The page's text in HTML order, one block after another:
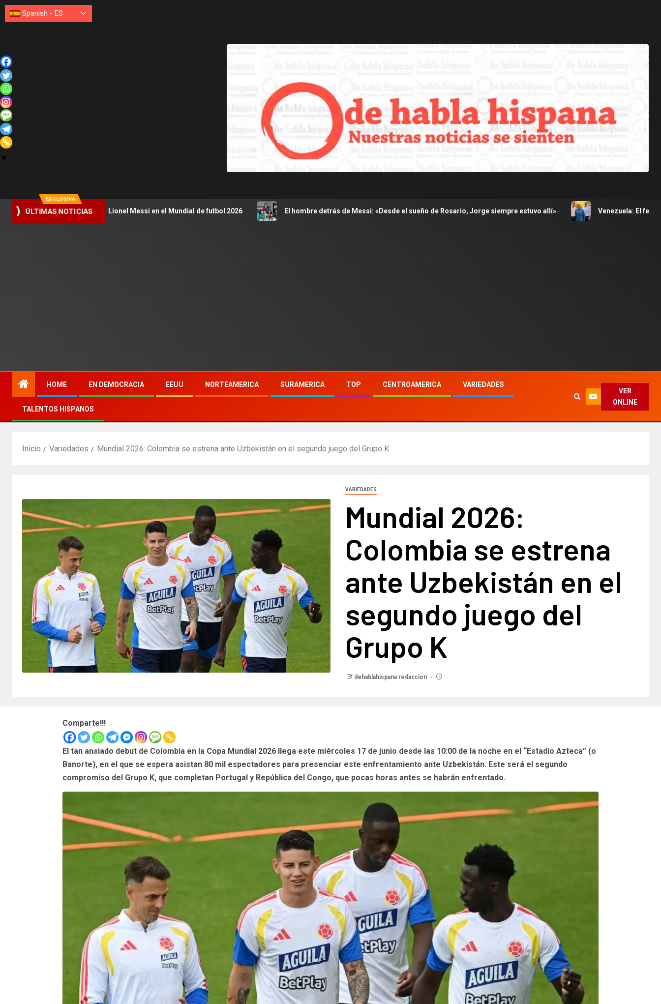
EXCLUSIVA
ÚLTIMAS NOTICIAS
asesinar a Lionel Messi en el Mundial de futbol 2026 El hombre detrás de Messi: «Desde el sueño de Rosario, Jorge siempre estuvo allí» Venezuela: El fenómeno de
HOME EN DEMOCRACIA EEUU NORTEAMERICA SURAMERICA TOP CENTROAMERICA VARIEDADES
TALENTOS HISPANOS
VER
ONLINE
Inicio Variedades Mundial 2026: Colombia se estrena ante Uzbekistán en el segundo juego del Grupo K
VARIEDADES
Mundial 2026:
Colombia se estrena
ante Uzbekistán en el
segundo juego del
Grupo K
dehablahispana redaccion
Comparte!!!
El tan ansiado debut de Colombia en la Copa Mundial 2026 llega este miércoles 17 de junio desde las 10:00 de la noche en el “Estadio Azteca” (o
Banorte), en el que se espera asistan 80 mil espectadores para presenciar este enfrentamiento ante Uzbekistán. Este será el segundo
compromiso del Grupo K, que completan Portugal y República del Congo, que pocas horas antes se habrán enfrentado.
Spanish - ES